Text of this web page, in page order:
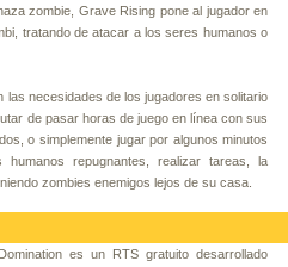
zombie, Grave Rising pone al jugador en
tratando de atacar a los seres humanos o
las necesidades de los jugadores en solitario
de pasar horas de juego en línea con sus
o simplemente jugar por algunos minutos
repugnantes, realizar tareas, la
zombies enemigos lejos de su casa.
es un RTS gratuito desarrollado